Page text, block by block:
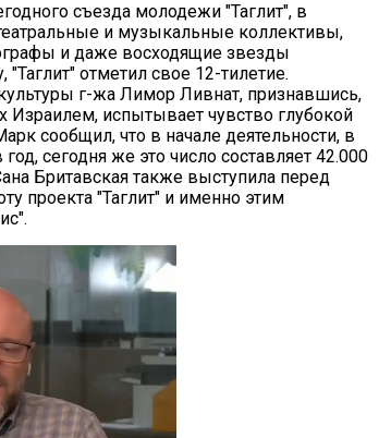
съезда молодежи "Таглит", в
и музыкальные коллективы,
и даже восходящие звезды
отметил свое 12-тилетие.
г-жа Лимор Ливнат, признавшись,
испытывает чувство глубокой
сообщил, что в начале деятельности, в
сегодня же это число составляет 42.000
Бритавская также выступила перед
проекта "Таглит" и именно этим